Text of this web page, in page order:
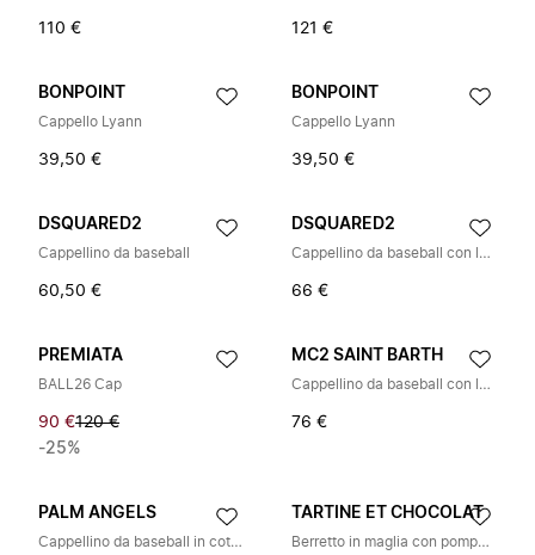
110 € 121 €
BONPOINT
Cappello Lyann
39,50 €
BONPOINT
Cappello Lyann
39,50 €
DSQUARED2
Cappellino da baseball
60,50 €
DSQUARED2
Cappellino da baseball con logo ricamato
66 €
PREMIATA
BALL26 Cap
90 €120 €
-25%
MC2 SAINT BARTH
Cappellino da baseball con logo ricamato
76 €
PALM ANGELS
Cappellino da baseball in cotone
TARTINE ET CHOCOLAT
Berretto in maglia con pompon e paraorecchie